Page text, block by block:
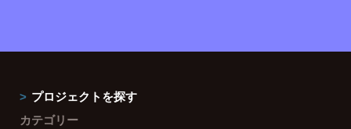
プロジェクトを探す
カテゴリー